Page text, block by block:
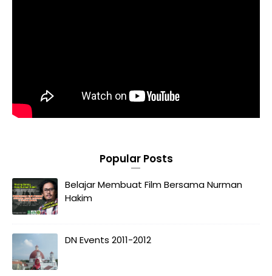
Popular Posts
Belajar Membuat Film Bersama Nurman
Hakim
DN Events 2011-2012